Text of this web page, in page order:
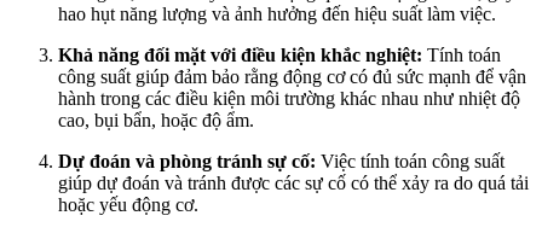
hao hụt năng lượng và ảnh hưởng đến hiệu suất làm việc.
Khả năng đối mặt với điều kiện khắc nghiệt: Tính toán
công suất giúp đảm bảo rằng động cơ có đủ sức mạnh để vận
hành trong các điều kiện môi trường khác nhau như nhiệt độ
cao, bụi bẩn, hoặc độ ẩm.
Dự đoán và phòng tránh sự cố: Việc tính toán công suất
giúp dự đoán và tránh được các sự cố có thể xảy ra do quá tải
hoặc yếu động cơ.